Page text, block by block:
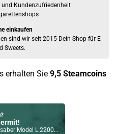
Kundenzufriedenheit
einkaufen
sind wir seit 2015 Dein Shop für E-
Sweets.
erhalten Sie 9,5 Steamcoins
60W 5,0ml Pod Kit rainbow-blackwood